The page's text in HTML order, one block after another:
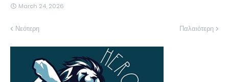
March 24, 2026
Νεότερη Παλαιότερη